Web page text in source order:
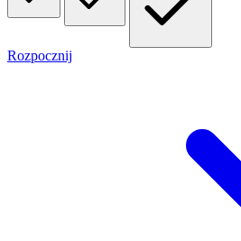
Rozpocznij